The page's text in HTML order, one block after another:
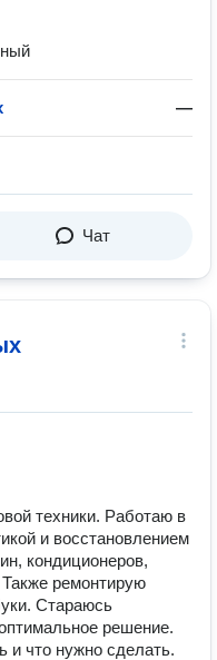
—
Чат
техники. Работаю в
и восстановлением
кондиционеров,
ремонтирую
Стараюсь
решение.
и что нужно сделать.